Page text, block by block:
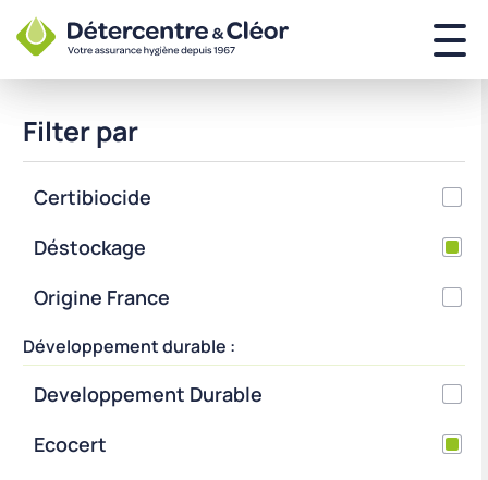
Filter par
Certibiocide
Déstockage
Origine France
Développement durable :
Developpement Durable
Ecocert